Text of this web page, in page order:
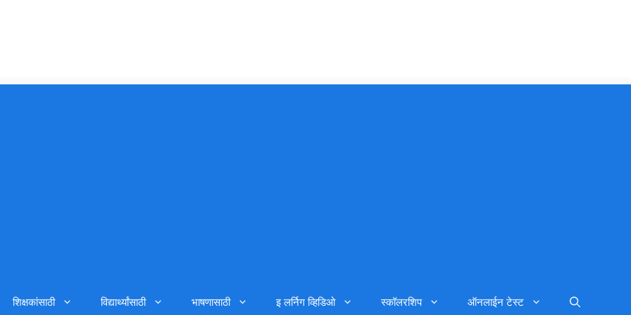
शिक्षकांसाठी विद्यार्थ्यांसाठी भाषणासाठी इ लर्निग व्हिडिओ स्कॉलरशिप ऑनलाईन टेस्ट